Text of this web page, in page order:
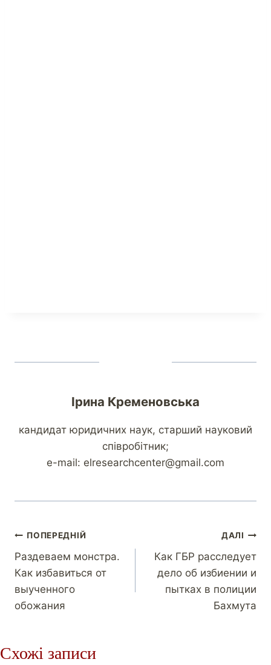
Ірина Кременовська
кандидат юридичних наук, старший науковий
співробітник;
e-mail: elresearchcenter@gmail.com
ПОПЕРЕДНІЙ
Раздеваем монстра.
Как избавиться от
выученного
обожания
ДАЛІ
Как ГБР расследует
дело об избиении и
пытках в полиции
Бахмута
Схожі записи